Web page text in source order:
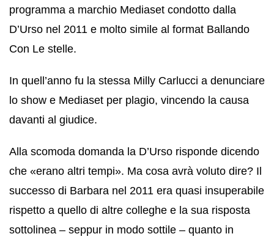
programma a marchio Mediaset condotto dalla
D’Urso nel 2011 e molto simile al format Ballando
Con Le stelle.
In quell’anno fu la stessa Milly Carlucci a denunciare
lo show e Mediaset per plagio, vincendo la causa
davanti al giudice.
Alla scomoda domanda la D’Urso risponde dicendo
che «erano altri tempi». Ma cosa avrà voluto dire? Il
successo di Barbara nel 2011 era quasi insuperabile
rispetto a quello di altre colleghe e la sua risposta
sottolinea – seppur in modo sottile – quanto in